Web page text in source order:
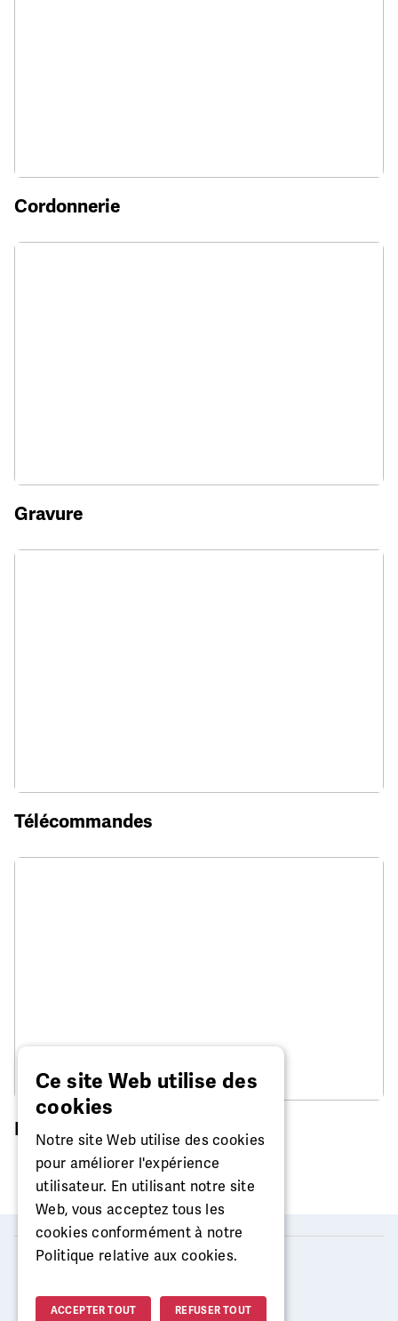
Cordonnerie
Gravure
Télécommandes
Réparation de montre
Ce site Web utilise des
cookies
Notre site Web utilise des cookies
pour améliorer l'expérience
utilisateur. En utilisant notre site
Web, vous acceptez tous les
cookies conformément à notre
Politique relative aux cookies.
ACCEPTER TOUT REFUSER TOUT